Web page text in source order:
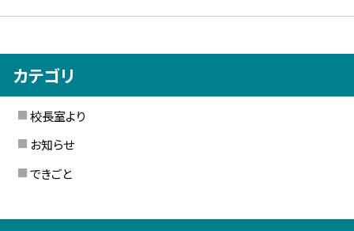
カテゴリ
校長室より
お知らせ
できごと